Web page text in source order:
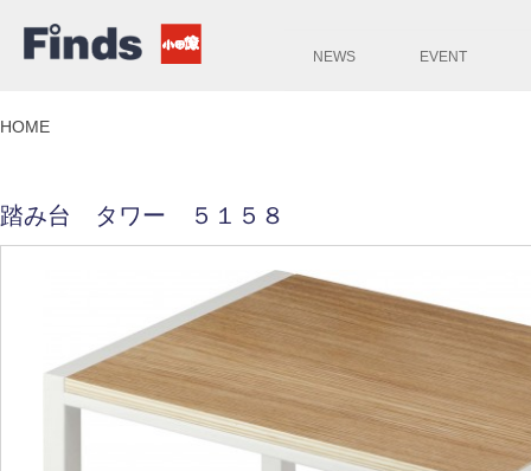
NEWS EVENT
HOME
踏み台 タワー ５１５８